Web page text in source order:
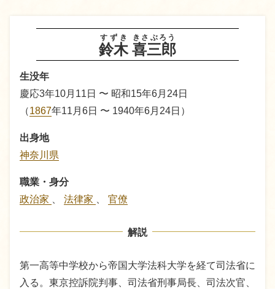
鈴木
すずき
喜三郎
きさぶろう
生没年
慶応3年10月11日 〜 昭和15年6月24日
（1867年11月6日 〜 1940年6月24日）
出身地
神奈川県
職業・身分
政治家
法律家 官僚
解説
第一高等中学校から帝国大学法科大学を経て司法省に
入る。東京控訴院判事、司法省刑事局長、司法次官、